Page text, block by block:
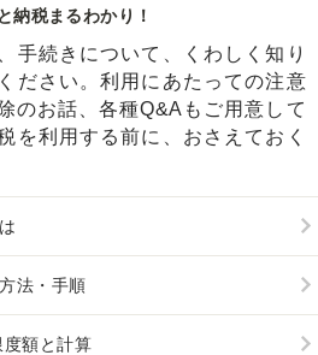
納税まるわかり！
手続きについて、くわしく知り
ださい。利用にあたっての注意
のお話、各種Q&Aもご用意して
を利用する前に、おさえておく
法・手順
額と計算